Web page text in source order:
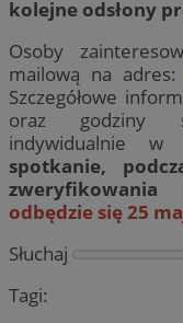
kolejne odsłony
Osoby
mailową na adres:
Szczegółowe
oraz godziny
indywidualnie w
spotkanie,
zweryfikowania
odbędzie się 25
Słuchaj
Tagi: